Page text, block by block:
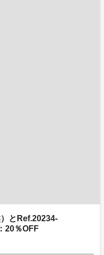
とRef.20234-
20％OFF